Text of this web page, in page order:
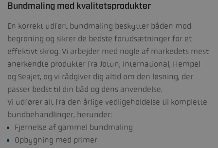
Bundmaling med kvalitetsprodukter
En korrekt udført bundmaling beskytter båden mod
begroning og sikrer de bedste forudsætninger for et
effektivt skrog. Vi arbejder med nogle af markedets mest
anerkendte produkter fra Jotun, International, Hempel
og Seajet, og vi rådgiver dig altid om den løsning, der
passer bedst til din båd og dens anvendelse.
Vi udfører alt fra den årlige vedligeholdelse til komplette
bundbehandlinger, herunder:
Fjernelse af gammel bundmaling
Opbygning med primer